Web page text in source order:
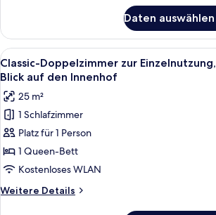
Doppelzimmer,
Bergblick,
zum
Garten
Daten
Alle
Fotos
für
Classic-
Doppelzimmer
zur
Einzelnutzung,
Nichtraucher,
Blick
auf
Ein
8
Classic-Doppelzimmer zur
Blick auf den Innenhof
25 m²
1 Schlafzimmer
Platz für 1 Person
1 Queen-Bett
Kostenloses WLAN
Weitere Details
Weitere